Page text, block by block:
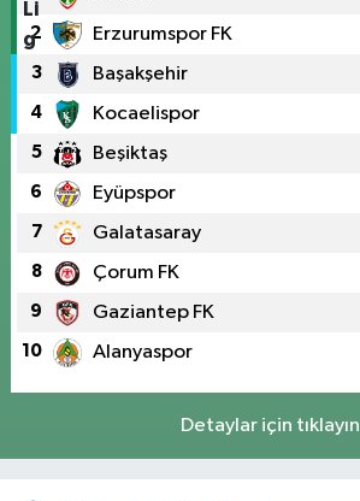
2 Erzurumspor FK
3 Başakşehir
4 Kocaelispor
5 Beşiktaş
6 Eyüpspor
7 Galatasaray
8 Çorum FK
9 Gaziantep FK
10 Alanyaspor
Detaylar için tıklayın